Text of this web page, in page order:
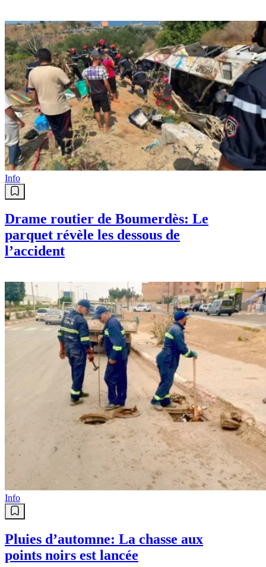
Info
Drame routier de Boumerdès: Le
parquet révèle les dessous de
l’accident
Info
Pluies d’automne: La chasse aux
points noirs est lancée